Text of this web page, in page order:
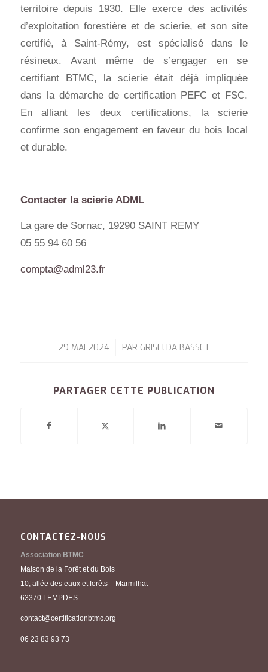
territoire depuis 1930. Elle exerce des activités
d’exploitation forestière et de scierie, et son site
certifié, à Saint-Rémy, est spécialisé dans le
résineux. Avant même de s’engager en se
certifiant BTMC, la scierie était déjà impliquée
dans la démarche de certification PEFC et FSC.
En alliant les deux certifications, la scierie
confirme son engagement en faveur du bois local
et durable.
Contacter la scierie ADML
La gare de Sornac, 19290 SAINT REMY
05 55 94 60 56
compta@adml23.fr
29 MAI 2024
/ PAR GRISELDA BASSET
PARTAGER CETTE PUBLICATION
CONTACTEZ-NOUS
Association BTMC
Maison de la Forêt et du Bois
10, allée des eaux et forêts – Marmilhat
63370 LEMPDES
contact@certificationbtmc.org
06 23 83 93 73